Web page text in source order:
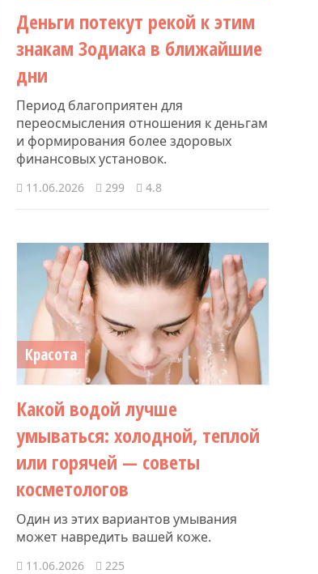
Деньги потекут рекой к этим
знакам Зодиака в ближайшие
дни
Период благоприятен для
переосмысления отношения к деньгам
и формирования более здоровых
финансовых установок.
11.06.2026 299 4.8
Красота
Какой водой лучше
умываться: холодной, теплой
или горячей — советы
косметологов
Один из этих вариантов умывания
может навредить вашей коже.
11.06.2026 225